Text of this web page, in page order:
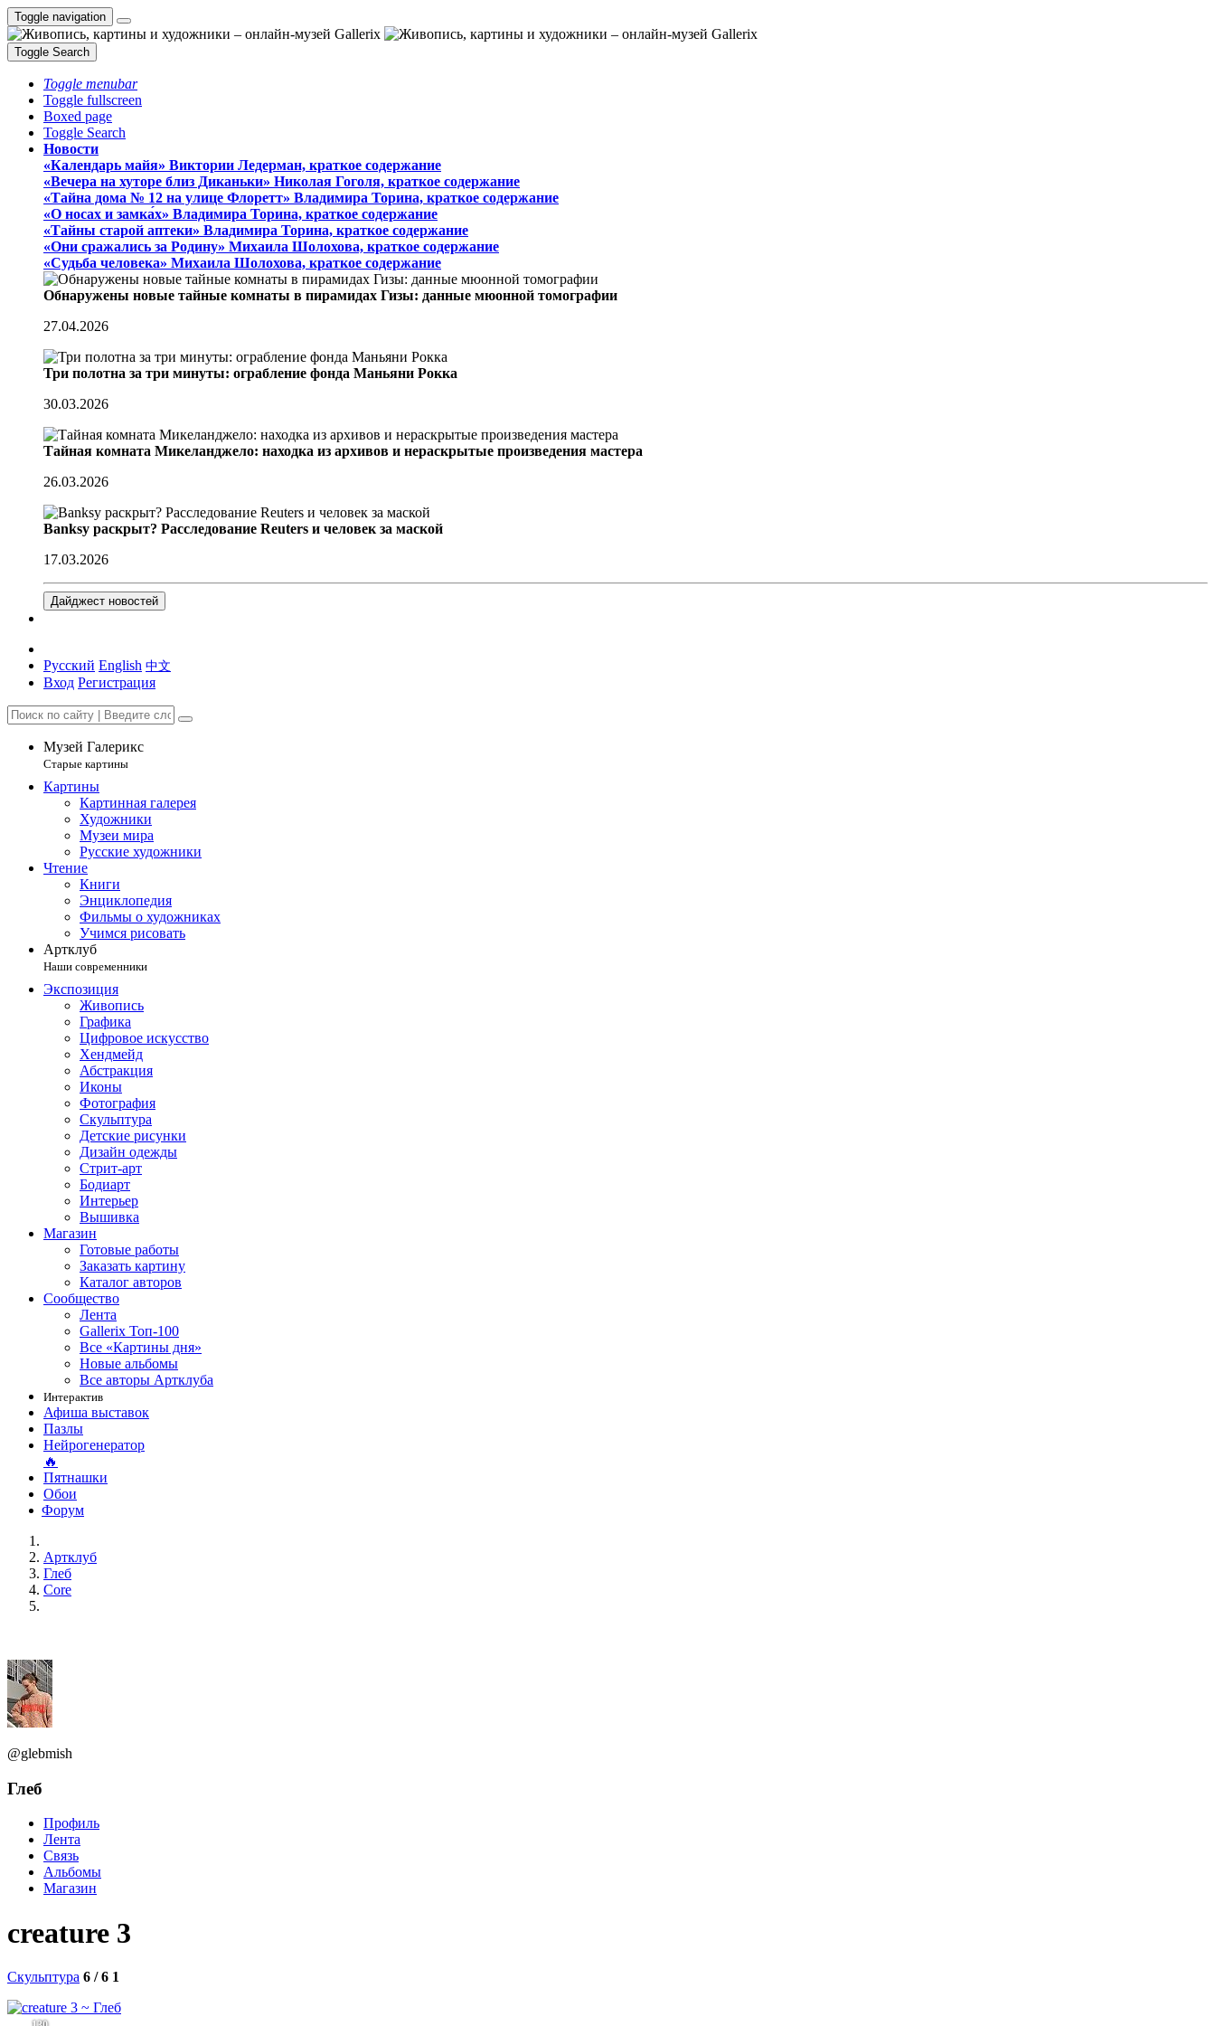
Toggle navigation
Toggle Search
Toggle menubar
Toggle fullscreen
Boxed page
Toggle Search
Новости
«Календарь майя» Виктории Ледерман, краткое содержание
«Вечера на хуторе близ Диканьки» Николая Гоголя, краткое содержание
«Тайна дома № 12 на улице Флоретт» Владимира Торина, краткое содержание
«О носах и замка́х» Владимира Торина, краткое содержание
«Тайны старой аптеки» Владимира Торина, краткое содержание
«Они сражались за Родину» Михаила Шолохова, краткое содержание
«Судьба человека» Михаила Шолохова, краткое содержание
Обнаружены новые тайные комнаты в пирамидах Гизы: данные мюонной томографии
27.04.2026
Три полотна за три минуты: ограбление фонда Маньяни Рокка
30.03.2026
Тайная комната Микеланджело: находка из архивов и нераскрытые произведения мастера
26.03.2026
Banksy раскрыт? Расследование Reuters и человек за маской
17.03.2026
Дайджест новостей
Русский English 中文
Вход Регистрация
Музей Галерикс
Старые картины
Картины
Картинная галерея
Художники
Музеи мира
Русские художники
Чтение
Книги
Энциклопедия
Фильмы о художниках
Учимся рисовать
Артклуб
Наши современники
Экспозиция
Живопись
Графика
Цифровое искусство
Хендмейд
Абстракция
Иконы
Фотография
Скульптура
Детские рисунки
Дизайн одежды
Стрит-арт
Бодиарт
Интерьер
Вышивка
Магазин
Готовые работы
Заказать картину
Каталог авторов
Сообщество
Лента
Gallerix Топ-100
Все «Картины дня»
Новые альбомы
Все авторы Артклуба
Интерактив
Афиша выставок
Пазлы
Нейрогенератор
🔥
Пятнашки
Обои
Форум
Артклуб
Глеб
Core
@glebmish
Глеб
Профиль
Лента
Связь
Альбомы
Магазин
creature 3
Скульптура 6 / 6 1